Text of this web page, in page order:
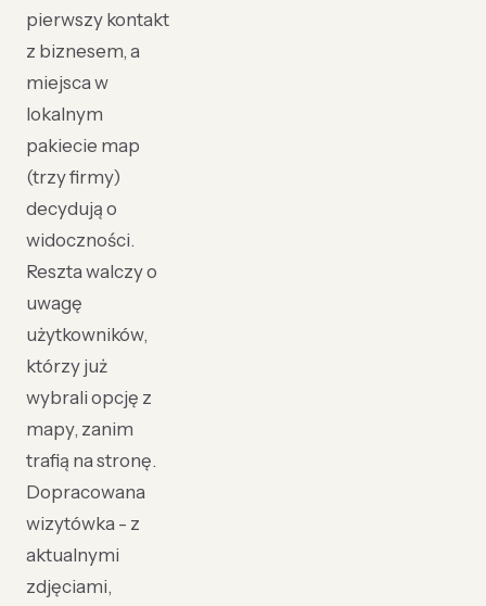
pierwszy kontakt
z biznesem, a
miejsca w
lokalnym
pakiecie map
(trzy firmy)
decydują o
widoczności.
Reszta walczy o
uwagę
użytkowników,
którzy już
wybrali opcję z
mapy, zanim
trafią na stronę.
Dopracowana
wizytówka - z
aktualnymi
zdjęciami,